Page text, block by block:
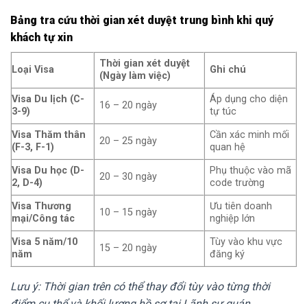
Bảng tra cứu thời gian xét duyệt trung bình khi quý
khách tự xin
Loại Visa
Thời gian xét duyệt
(Ngày làm việc)
Ghi chú
Visa Du lịch (C-
3-9)
16 – 20 ngày
Áp dụng cho diện
tự túc
Visa Thăm thân
(F-3, F-1)
20 – 25 ngày
Cần xác minh mối
quan hệ
Visa Du học (D-
2, D-4)
20 – 30 ngày
Phụ thuộc vào mã
code trường
Visa Thương
mại/Công tác
10 – 15 ngày
Ưu tiên doanh
nghiệp lớn
Visa 5 năm/10
năm
15 – 20 ngày
Tùy vào khu vực
đăng ký
Lưu ý: Thời gian trên có thể thay đổi tùy vào từng thời